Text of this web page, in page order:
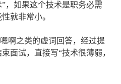
，如果这个技术是职务必需
就非常小。
啊之类的虚词回答，经过提
面试，直接写“技术很薄弱，